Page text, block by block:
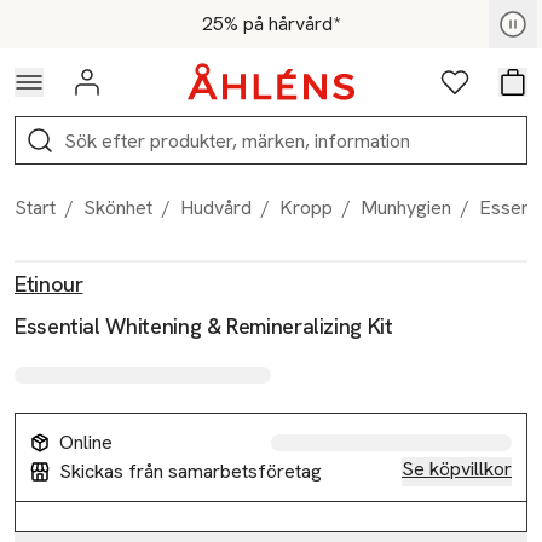
Hoppa till navigationsmenyn25% på hårvård*
För medlemmar - Shoppa nu
Logga in Favoriter
Sök
Start / Skönhet / Hudvård / Kropp / Munhygien /
Etinour
Essential Whitening & Remineralizing Kit
Online
Skickas från samarbetsföretag
Se köpvillkor